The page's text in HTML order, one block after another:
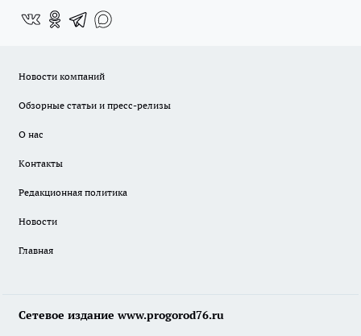
Новости компаний
Обзорные статьи и пресс-релизы
О нас
Контакты
Редакционная политика
Новости
Главная
Сетевое издание www.progorod76.ru